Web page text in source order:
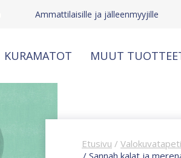
Ammattilaisille ja jälleenmyyjille
KURAMATOT MUUT
Etusivu /
/ Sannah kalat ja